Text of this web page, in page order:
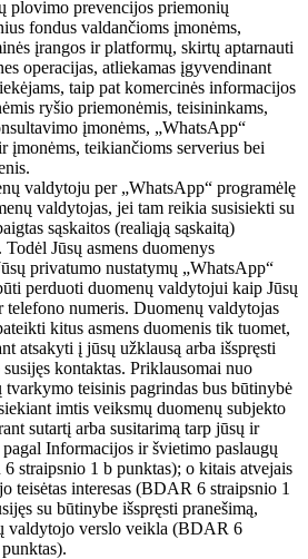
plovimo prevencijos priemonių
fondus valdančioms įmonėms,
įrangos ir platformų, skirtų aptarnauti
operacijas, atliekamas įgyvendinant
taip pat komercinės informacijos
ryšio priemonėmis, teisininkams,
įmonėms, „WhatsApp“
įmonėms, teikiančioms serverius bei
valdytoju per „WhatsApp“ programėlę
valdytojas, jei tam reikia susisiekti su
sąskaitos (realiąją sąskaitą)
Jūsų asmens duomenys
privatumo nustatymų „WhatsApp“
perduoti duomenų valdytojui kaip Jūsų
numeris. Duomenų valdytojas
kitus asmens duomenis tik tuomet,
atsakyti į jūsų užklausą arba išspręsti
kontaktas. Priklausomai nuo
tvarkymo teisinis pagrindas bus būtinybė
imtis veiksmų duomenų subjekto
sutartį arba susitarimą tarp jūsų ir
Informacijos ir švietimo paslaugų
straipsnio 1 b punktas); o kitais atvejais
teisėtas interesas (BDAR 6 straipsnio 1
su būtinybe išspręsti pranešimą,
valdytojo verslo veikla (BDAR 6